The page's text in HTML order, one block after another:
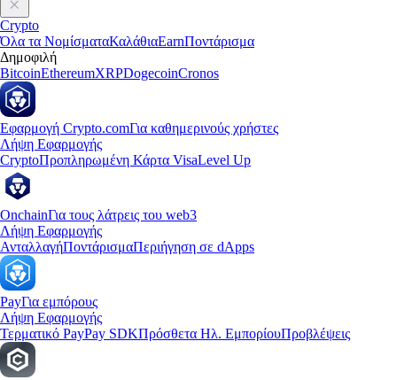
Crypto
Όλα τα ΝομίσματαΚαλάθιαEarnΠοντάρισμα
Δημοφιλή
BitcoinEthereumXRPDogecoinCronos
Εφαρμογή Crypto.comΓια καθημερινούς χρήστες
Λήψη Εφαρμογής
CryptoΠροπληρωμένη Κάρτα VisaLevel Up
OnchainΓια τους λάτρεις του web3
Λήψη Εφαρμογής
ΑνταλλαγήΠοντάρισμαΠεριήγηση σε dApps
PayΓια εμπόρους
Λήψη Εφαρμογής
Τερματικό PayPay SDKΠρόσθετα Ηλ. ΕμπορίουΠροβλέψεις